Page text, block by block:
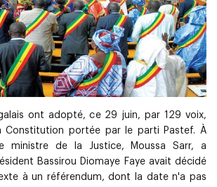
ont adopté, ce 29 juin, par 129 voix,
Constitution portée par le parti Pastef. À
ministre de la Justice, Moussa Sarr, a
Bassirou Diomaye Faye avait décidé
à un référendum, dont la date n'a pas